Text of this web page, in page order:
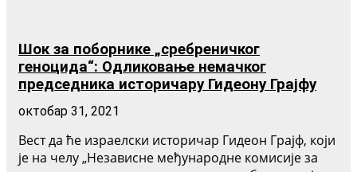
Шок за поборнике „сребреничког
геноцида“: Одликовање немачког
председника историчару Гидеону Грајфу
октобар 31, 2021
Вест да ће израелски историчар Гидеон Грајф, који
је на челу „Независне међународне комисије за